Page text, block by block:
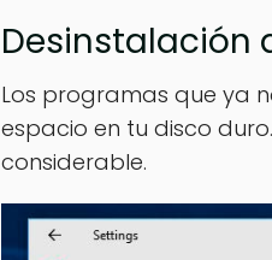
Desinstalación
Los programas que ya
espacio en tu disco
considerable.